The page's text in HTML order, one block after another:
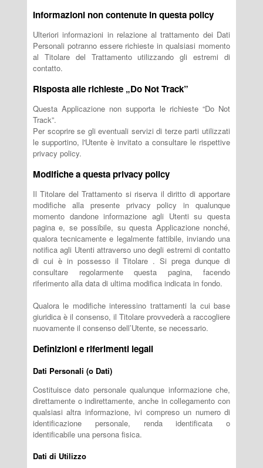
Informazioni non contenute in questa policy
Ulteriori informazioni in relazione al trattamento dei Dati
Personali potranno essere richieste in qualsiasi momento
al Titolare del Trattamento utilizzando gli estremi di
contatto.
Risposta alle richieste „Do Not Track”
Questa Applicazione non supporta le richieste “Do Not
Track”.
Per scoprire se gli eventuali servizi di terze parti utilizzati
le supportino, l'Utente è invitato a consultare le rispettive
privacy policy.
Modifiche a questa privacy policy
Il Titolare del Trattamento si riserva il diritto di apportare
modifiche alla presente privacy policy in qualunque
momento dandone informazione agli Utenti su questa
pagina e, se possibile, su questa Applicazione nonché,
qualora tecnicamente e legalmente fattibile, inviando una
notifica agli Utenti attraverso uno degli estremi di contatto
di cui è in possesso il Titolare . Si prega dunque di
consultare regolarmente questa pagina, facendo
riferimento alla data di ultima modifica indicata in fondo.
Qualora le modifiche interessino trattamenti la cui base
giuridica è il consenso, il Titolare provvederà a raccogliere
nuovamente il consenso dell’Utente, se necessario.
Definizioni e riferimenti legali
Dati Personali (o Dati)
Costituisce dato personale qualunque informazione che,
direttamente o indirettamente, anche in collegamento con
qualsiasi altra informazione, ivi compreso un numero di
identificazione personale, renda identificata o
identificabile una persona fisica.
Dati di Utilizzo